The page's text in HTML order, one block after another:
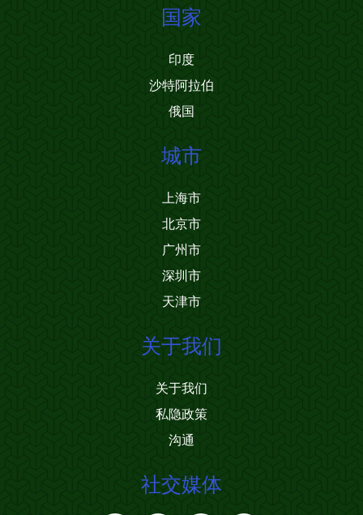
国家
印度
沙特阿拉伯
俄国
城市
上海市
北京市
广州市
深圳市
天津市
关于我们
关于我们
私隐政策
沟通
社交媒体